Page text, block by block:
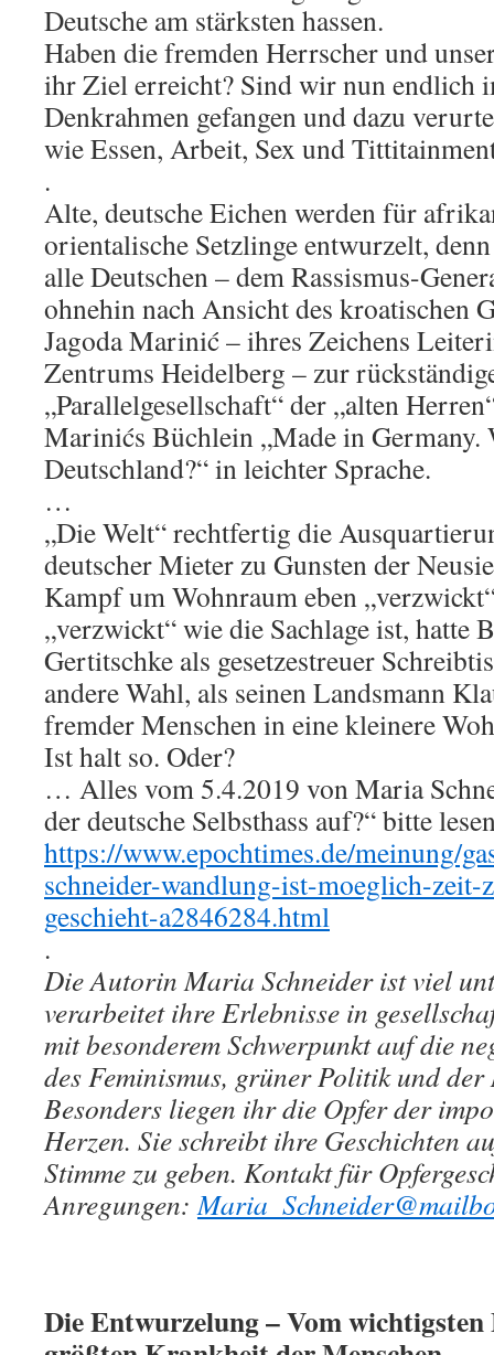
Deutsche am stärksten hassen.
Haben die fremden Herrscher und
ihr Ziel erreicht? Sind wir nun endlich
Denkrahmen gefangen und dazu
wie Essen, Arbeit, Sex und
.
Alte, deutsche Eichen werden für
orientalische Setzlinge entwurzelt,
alle Deutschen – dem Rassismus-
ohnehin nach Ansicht des kroatischen
Jagoda Marinić – ihres Zeichens
Zentrums Heidelberg – zur
„Parallelgesellschaft“ der „alten
Marinićs Büchlein „Made in Germany.
Deutschland?“ in leichter Sprache.
…
„Die Welt“ rechtfertig die
deutscher Mieter zu Gunsten der
Kampf um Wohnraum eben
„verzwickt“ wie die Sachlage ist, hatte
Gertitschke als gesetzestreuer
andere Wahl, als seinen Landsmann
fremder Menschen in eine kleinere
Ist halt so. Oder?
… Alles vom 5.4.2019 von Maria
der deutsche Selbsthass auf?“ bitte
https://www.epochtimes.de/meinung/
schneider-wandlung-ist-moeglich-
geschieht-a2846284.html
.
Die Autorin Maria Schneider ist viel
verarbeitet ihre Erlebnisse in
mit besonderem Schwerpunkt auf die
des Feminismus, grüner Politik und
Besonders liegen ihr die Opfer der
Herzen. Sie schreibt ihre Geschichten
Stimme zu geben. Kontakt für
Anregungen:
Die Entwurzelung – Vom